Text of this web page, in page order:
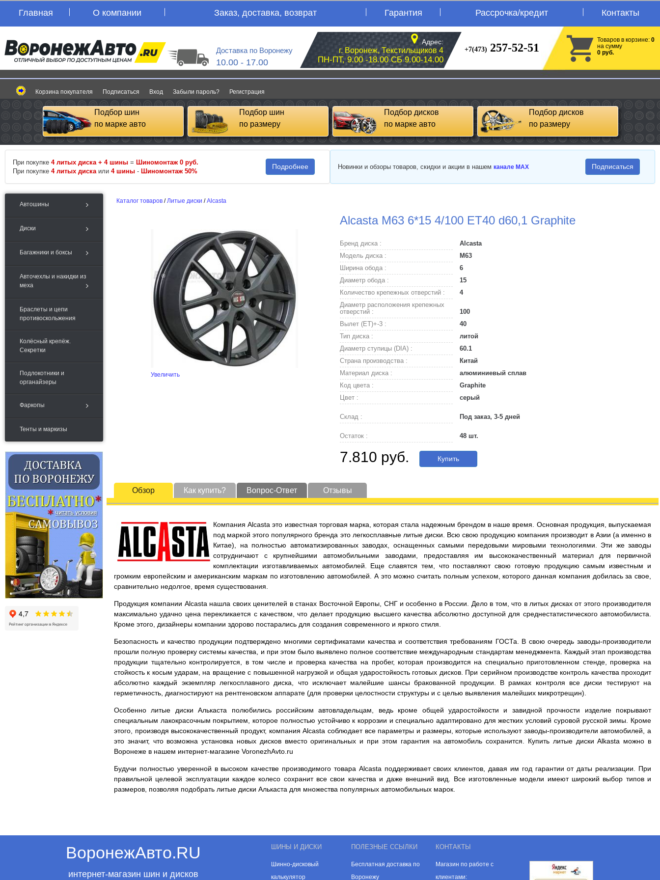
Главная О компании Заказ, доставка, возврат Гарантия Рассрочка/кредит Контакты
Доставка по Воронежу
10.00 - 17.00
Адрес:
г. Воронеж, Текстильщиков 4
ПН-ПТ, 9.00 -18.00 СБ 9.00-14.00
+7(473) 257-52-51
Товаров в корзине: 0
на сумму
0 руб.
Корзина покупателя Подписаться Вход Забыли пароль? Регистрация
Подбор шин
по марке авто
Подбор шин
по размеру
Подбор дисков
по марке авто
Подбор дисков
по размеру
При покупке 4 литых диска + 4 шины = Шиномонтаж 0 руб.
При покупке 4 литых диска или 4 шины - Шиномонтаж 50%
Подробнее Новинки и обзоры товаров, скидки и акции в нашем канале MAX Подписаться
Автошины
Диски
Багажники и боксы
Авточехлы и накидки из
меха
Браслеты и цепи
противоскольжения
Колёсный крепёж.
Секретки
Подлокотники и
органайзеры
Фаркопы
Тенты и маркизы
Каталог товаров /Литые диски /Alcasta
Alcasta M63 6*15 4/100 ET40 d60,1 Graphite
Увеличить
Бренд диска :
Alcasta
Модель диска :
M63
Ширина обода :
6
Диаметр обода :
15
Количество крепежных отверстий :
4
Диаметр расположения крепежных
отверстий :
100
Вылет (ET)+-3 :
40
Тип диска :
литой
Диаметр ступицы (DIA) :
60.1
Страна производства :
Китай
Материал диска :
алюминиевый сплав
Код цвета :
Graphite
Цвет :
серый
Склад : Под заказ, 3-5 дней
Остаток : 48 шт.
7.810 руб. Купить
Обзор Как купить? Вопрос-Ответ Отзывы
Компания Alcasta это известная торговая марка, которая стала надежным брендом в наше время. Основная продукция, выпускаемая
под маркой этого популярного бренда это легкосплавные литые диски. Всю свою продукцию компания производит в Азии (а именно в
Китае), на полностью автоматизированных заводах, оснащенных самыми передовыми мировыми технологиями. Эти же заводы
сотрудничают с крупнейшими автомобильными заводами, предоставляя им высококачественный материал для первичной
комплектации изготавливаемых автомобилей. Еще славятся тем, что поставляют свою готовую продукцию самым известным и
громким европейским и американским маркам по изготовлению автомобилей. А это можно считать полным успехом, которого данная компания добилась за свое,
сравнительно недолгое, время существования.
Продукция компании Alcasta нашла своих ценителей в станах Восточной Европы, СНГ и особенно в России. Дело в том, что в литых дисках от этого производителя
максимально удачно цена перекликается с качеством, что делает продукцию высшего качества абсолютно доступной для среднестатистического автомобилиста.
Кроме этого, дизайнеры компании здорово постарались для создания современного и яркого стиля.
Безопасность и качество продукции подтверждено многими сертификатами качества и соответствия требованиям ГОСТа. В свою очередь заводы-производители
прошли полную проверку системы качества, и при этом было выявлено полное соответствие международным стандартам менеджмента. Каждый этап производства
продукции тщательно контролируется, в том числе и проверка качества на пробег, которая производится на специально приготовленном стенде, проверка на
стойкость к косым ударам, на вращение с повышенной нагрузкой и общая ударостойкость готовых дисков. При серийном производстве контроль качества проходит
абсолютно каждый экземпляр легкосплавного диска, что исключает малейшие шансы бракованной продукции. В рамках контроля все диски тестируют на
герметичность, диагностируют на рентгеновском аппарате (для проверки целостности структуры и с целью выявления малейших микротрещин).
Особенно литые диски Алькаста полюбились российским автовладельцам, ведь кроме общей ударостойкости и завидной прочности изделие покрывают
специальным лакокрасочным покрытием, которое полностью устойчиво к коррозии и специально адаптировано для жестких условий суровой русской зимы. Кроме
этого, производя высококачественный продукт, компания Alcasta соблюдает все параметры и размеры, которые используют заводы-производители автомобилей, а
это значит, что возможна установка новых дисков вместо оригинальных и при этом гарантия на автомобиль сохранится. Купить литые диски Alkasta можно в
Воронеже в нашем интернет-магазине VoronezhAvto.ru
Будучи полностью уверенной в высоком качестве производимого товара Alcasta поддерживает своих клиентов, давая им год гарантии от даты реализации. При
правильной целевой эксплуатации каждое колесо сохранит все свои качества и даже внешний вид. Все изготовленные модели имеют широкий выбор типов и
размеров, позволяя подобрать литые диски Алькаста для множества популярных автомобильных марок.
ВоронежАвто.RU
интернет-магазин шин и дисков
ШИНЫ И ДИСКИ
Шинно-дисковый
калькулятор
ПОЛЕЗНЫЕ ССЫЛКИ
Бесплатная доставка по
Воронежу
КОНТАКТЫ
Магазин по работе с
клиентами: